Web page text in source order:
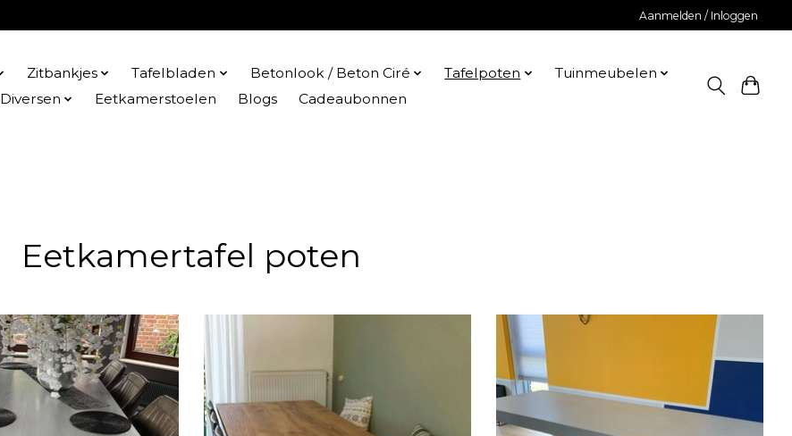
Aanmelden / Inloggen
Zitbankjes Tafelbladen Betonlook / Beton Ciré Tafelpoten
Tuinmeubelen
Diversen
Eetkamerstoelen Blogs Cadeaubonnen
Eetkamertafel poten